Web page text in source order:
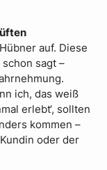
auf. Diese
sagt –
ich, das weiß
erlebt‘, sollten
kommen –
oder der